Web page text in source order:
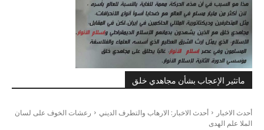
ماتثير الإعجاب بشأن مجاهدي خلق
أحدث الاخبار أحدث الاخبار: الارهاب والتطرف الديني
رعشات الخوف على لسان
الملا علم الهدى